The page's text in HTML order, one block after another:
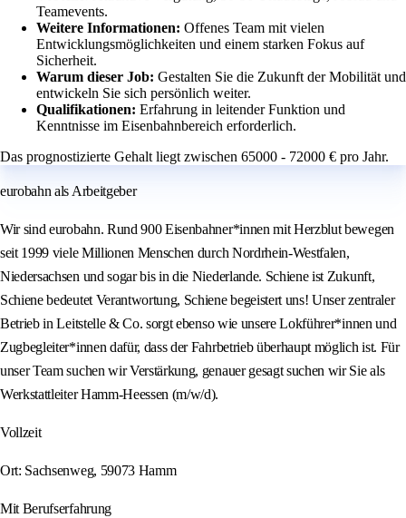
Teamevents.
Weitere Informationen: Offenes Team mit vielen
Entwicklungsmöglichkeiten und einem starken Fokus auf
Sicherheit.
Warum dieser Job: Gestalten Sie die Zukunft der Mobilität und
entwickeln Sie sich persönlich weiter.
Qualifikationen: Erfahrung in leitender Funktion und
Kenntnisse im Eisenbahnbereich erforderlich.
Das prognostizierte Gehalt liegt zwischen 65000 - 72000 € pro Jahr.
eurobahn als Arbeitgeber
Wir sind eurobahn. Rund 900 Eisenbahner*innen mit Herzblut bewegen
seit 1999 viele Millionen Menschen durch Nordrhein-Westfalen,
Niedersachsen und sogar bis in die Niederlande. Schiene ist Zukunft,
Schiene bedeutet Verantwortung, Schiene begeistert uns! Unser zentraler
Betrieb in Leitstelle & Co. sorgt ebenso wie unsere Lokführer*innen und
Zugbegleiter*innen dafür, dass der Fahrbetrieb überhaupt möglich ist. Für
unser Team suchen wir Verstärkung, genauer gesagt suchen wir Sie als
Werkstattleiter Hamm-Heessen (m/w/d).
Vollzeit
Ort: Sachsenweg, 59073 Hamm
Mit Berufserfahrung